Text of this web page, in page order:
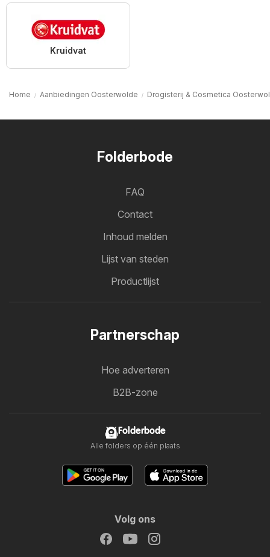
Kruidvat
Home Aanbiedingen Oosterwolde Drogisterij & Cosmetica
Folderbode
FAQ
Contact
Inhoud melden
Lijst van steden
Productlijst
Partnerschap
Hoe adverteren
B2B-zone
Folderbode
Alle folders op één plaats
Volg ons